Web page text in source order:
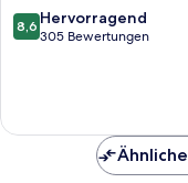
8.6
von
8,6 Hervorragend
305 Bewertungen